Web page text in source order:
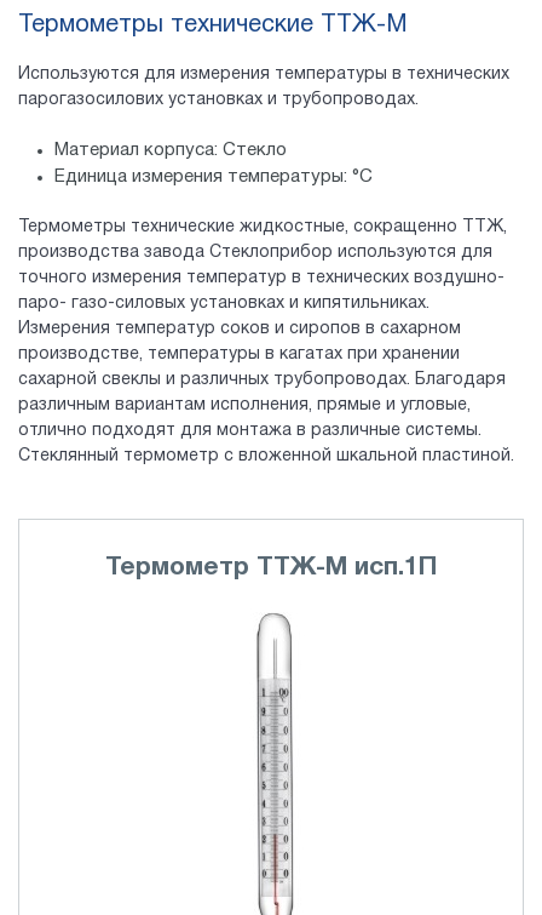
Термометры технические ТТЖ-М
Используются для измерения температуры в технических
парогазосилових установках и трубопроводах.
Материал корпуса: Стекло
Единица измерения температуры: °С
Термометры технические жидкостные, сокращенно ТТЖ,
производства завода Стеклоприбор используются для
точного измерения температур в технических воздушно-
паро- газо-силовых установках и кипятильниках.
Измерения температур соков и сиропов в сахарном
производстве, температуры в кагатах при хранении
сахарной свеклы и различных трубопроводах. Благодаря
различным вариантам исполнения, прямые и угловые,
отлично подходят для монтажа в различные системы.
Стеклянный термометр с вложенной шкальной пластиной.
Термометр ТТЖ-М исп.1П